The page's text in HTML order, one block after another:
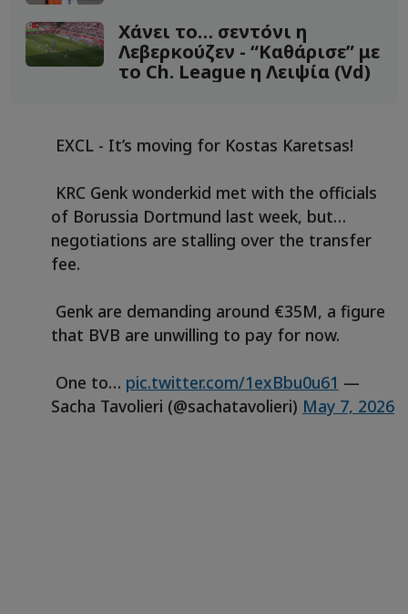
Χάνει το… σεντόνι η
Λεβερκούζεν - “Καθάρισε” με
το Ch. League η Λειψία (Vd)
EXCL - It’s moving for Kostas Karetsas!
KRC Genk wonderkid met with the officials
of Borussia Dortmund last week, but…
negotiations are stalling over the transfer
fee.
Genk are demanding around €35M, a figure
that BVB are unwilling to pay for now.
One to… pic.twitter.com/1exBbu0u61 —
Sacha Tavolieri (@sachatavolieri) May 7, 2026